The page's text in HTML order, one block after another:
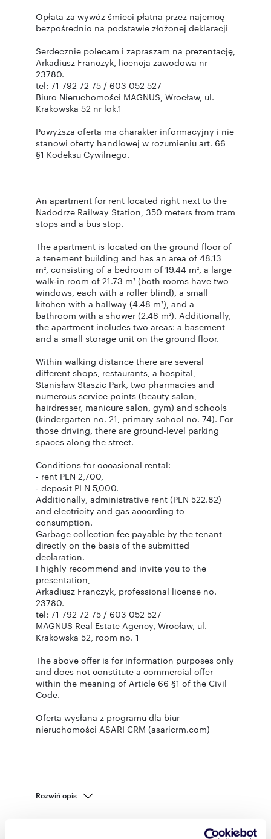
Opłata za wywóz śmieci płatna przez najemcę
bezpośrednio na podstawie złożonej deklaracji
Serdecznie polecam i zapraszam na prezentację,
Arkadiusz Franczyk, licencja zawodowa nr
23780.
tel: 71 792 72 75 / 603 052 527
Biuro Nieruchomości MAGNUS, Wrocław, ul.
Krakowska 52 nr lok.1
Powyższa oferta ma charakter informacyjny i nie
stanowi oferty handlowej w rozumieniu art. 66
§1 Kodeksu Cywilnego.
An apartment for rent located right next to the
Nadodrze Railway Station, 350 meters from tram
stops and a bus stop.
The apartment is located on the ground floor of
a tenement building and has an area of 48.13
m², consisting of a bedroom of 19.44 m², a large
walk-in room of 21.73 m² (both rooms have two
windows, each with a roller blind), a small
kitchen with a hallway (4.48 m²), and a
bathroom with a shower (2.48 m²). Additionally,
the apartment includes two areas: a basement
and a small storage unit on the ground floor.
Within walking distance there are several
different shops, restaurants, a hospital,
Stanisław Staszic Park, two pharmacies and
numerous service points (beauty salon,
hairdresser, manicure salon, gym) and schools
(kindergarten no. 21, primary school no. 74). For
those driving, there are ground-level parking
spaces along the street.
Conditions for occasional rental:
- rent PLN 2,700,
- deposit PLN 5,000.
Additionally, administrative rent (PLN 522.82)
and electricity and gas according to
consumption.
Garbage collection fee payable by the tenant
directly on the basis of the submitted
declaration.
I highly recommend and invite you to the
presentation,
Arkadiusz Franczyk, professional license no.
23780.
tel: 71 792 72 75 / 603 052 527
MAGNUS Real Estate Agency, Wrocław, ul.
Krakowska 52, room no. 1
The above offer is for information purposes only
and does not constitute a commercial offer
within the meaning of Article 66 §1 of the Civil
Code.
Oferta wysłana z programu dla biur
nieruchomości ASARI CRM (asaricrm.com)
Rozwiń opis